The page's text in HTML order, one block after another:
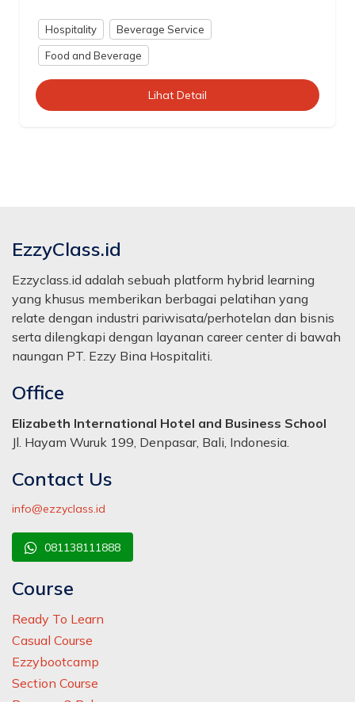
Hospitality Beverage Service
Food and Beverage
Lihat Detail
EzzyClass.id
Ezzyclass.id adalah sebuah platform hybrid learning
yang khusus memberikan berbagai pelatihan yang
relate dengan industri pariwisata/perhotelan dan bisnis
serta dilengkapi dengan layanan career center di bawah
naungan PT. Ezzy Bina Hospitaliti.
Office
Elizabeth International Hotel and Business School
Jl. Hayam Wuruk 199, Denpasar, Bali, Indonesia.
Contact Us
info@ezzyclass.id
081138111888
Course
Ready To Learn
Casual Course
Ezzybootcamp
Section Course